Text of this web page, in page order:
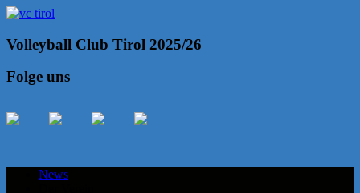
Volleyball Club Tirol 2025/26
Folge uns
News